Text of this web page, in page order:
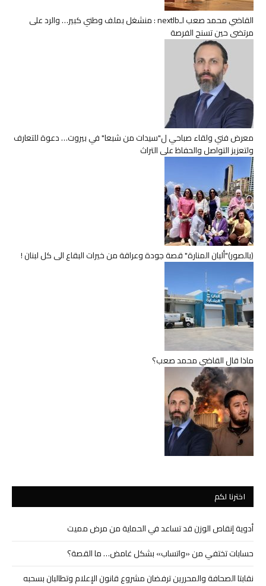
القاضي محمد صعب لـnextlb : منشغل بملف وطني كبير… والرد على
مرتضى حين تسنح الفرصة
معرض فني ولقاء صباحي ل"سيدات من شبعا" في بيروت… دعوة للتعارف
ولتعزيز التواصل والحفاظ على التراث
(بالصور)"ألبان المنارة" قصة جودة وعراقة من خيرات البقاع الى كل لبنان !
ماذا قال القاضي محمد صعب؟
اخترنا لكم
أدوية إنقاص الوزن قد تساعد في الحماية من مرض مميت
حسابات تختفي من «واتساب» بشكل غامض… ما القصة؟
نقابتا الصحافة والمحررين ترفضان مشروع قانون الإعلام وتطالبان بسحبه